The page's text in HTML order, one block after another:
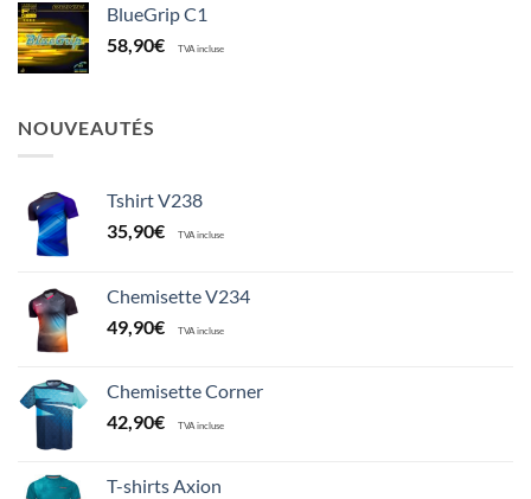
BlueGrip C1
58,90€ TVA incluse
NOUVEAUTÉS
Tshirt V238
35,90€ TVA incluse
Chemisette V234
49,90€ TVA incluse
Chemisette Corner
42,90€ TVA incluse
T-shirts Axion